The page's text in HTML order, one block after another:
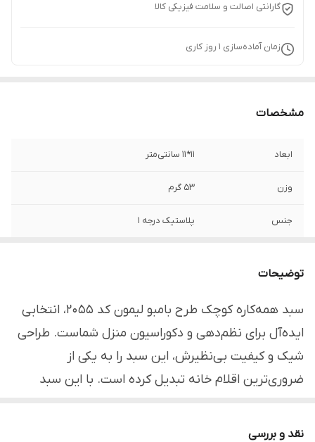
گارانتی اصالت و سلامت فیزیکی کالا
زمان آماده‌سازی 1 روز کاری
مشخصات
ابعاد 11*11 سانتی‌متر
وزن 53 گرم
جنس پلاستیک درجه 1
آشپزخانه و ...
مناسب
نظم بخشی به وسایل و لوازم، سطل زباله
کاغذی و ...
توضیحات
سبد همه‌کاره کوچک طرح بامبو لیمون کد 2055، انتخابی
ایده‌آل برای نظم‌دهی و دکوراسیون منزل شماست. طراحی
شیک و کیفیت بی‌نظیرش، این سبد را به یکی از
ضروری‌ترین اقلام خانه تبدیل کرده است. با این سبد
زیبایی طبیعی بامبو لذت ببرید.
نقد و بررسی